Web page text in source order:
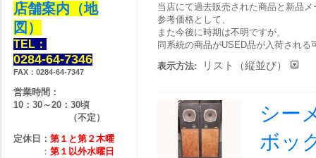
当店にて過去販売された商品と新品
参考価格として、
また今後に時期は不明ですが、
同系統の商品がUSED品が入荷される
表示方法:
リスト（縦並び）
シー
ボッ
店舗案内（地
図）
TEL：
0284-64-7346
FAX：0284-64-7347
営業時間：
10：30～20：30頃
（不定）
定休日： 第１と第２木曜
： 第１以外水曜日